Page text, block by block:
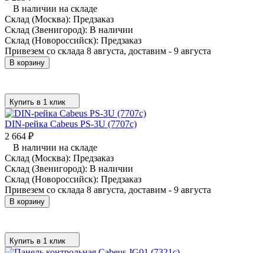
В наличии на складе
Склад (Москва): Предзаказ
Склад (Звенигород): В наличии
Склад (Новороссийск): Предзаказ
Привезем со склада 8 августа, доставим - 9 августа
В корзину
Купить в 1 клик
DIN-рейка Cabeus PS-3U (7707c)
2 664 ₽
В наличии на складе
Склад (Москва): Предзаказ
Склад (Звенигород): В наличии
Склад (Новороссийск): Предзаказ
Привезем со склада 8 августа, доставим - 9 августа
В корзину
Купить в 1 клик